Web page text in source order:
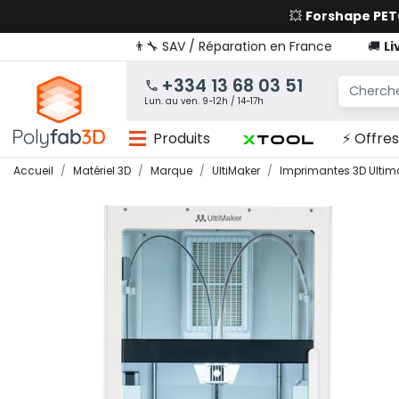
💥 Forshape
👨‍🔧 SAV / Réparation en France
🚚
+334 13 68 03 51
Lun. au ven. 9-12h / 14-17h
Produits ⚡
Accueil Matériel 3D Marque UltiMaker Imprimantes 3D